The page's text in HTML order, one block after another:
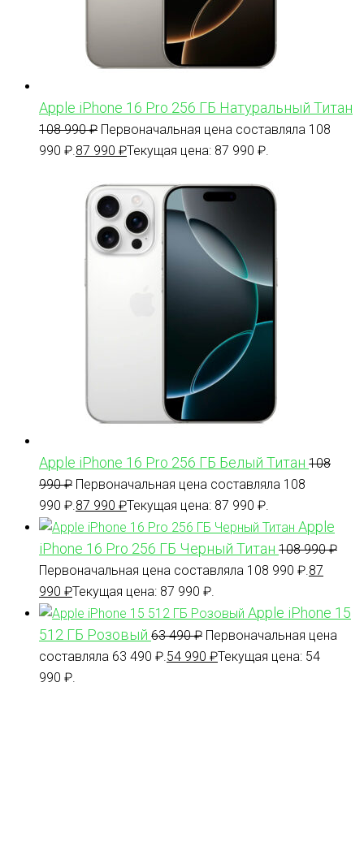
Apple iPhone 16 Pro 256 ГБ Натуральный Титан
108 990₽ Первоначальная цена составляла 108
990 ₽. 87 990 ₽Текущая цена: 87 990 ₽.
Apple iPhone 16 Pro 256 ГБ Белый Титан 108
990₽ Первоначальная цена составляла 108
990 ₽. 87 990 ₽Текущая цена: 87 990 ₽.
Apple
iPhone 16 Pro 256 ГБ Черный Титан 108 990₽
Первоначальная цена составляла 108 990 ₽. 87
990 ₽Текущая цена: 87 990 ₽.
Apple iPhone 15
512 ГБ Розовый 63 490₽ Первоначальная цена
составляла 63 490 ₽. 54 990 ₽Текущая цена: 54
990 ₽.